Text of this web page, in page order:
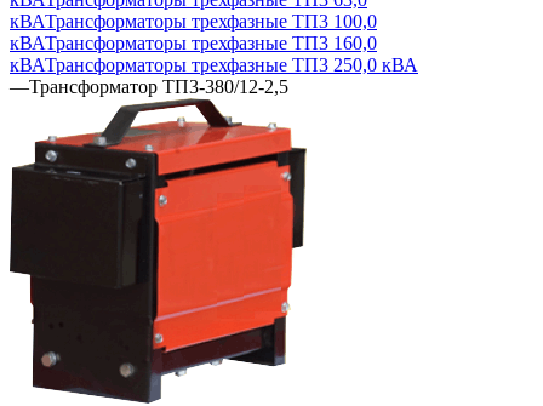
кВАТрансформаторы трехфазные ТП3 100,0
кВАТрансформаторы трехфазные ТП3 160,0
кВАТрансформаторы трехфазные ТП3 250,0 кВА
—Трансформатор ТП3-380/12-2,5